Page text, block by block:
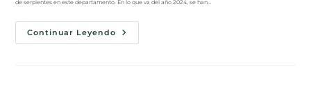
de serpientes en este departamento. En lo que va del año 2024, se han…
Continuar Leyendo